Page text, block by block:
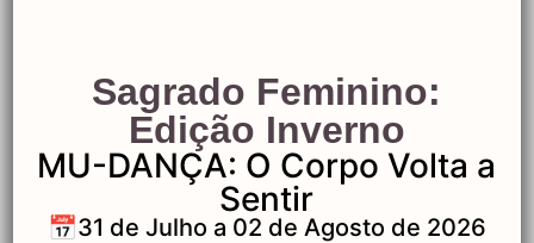
gaia-
pousada_vivencia-
cacau-flow
Sagrado Feminino:
Edição Inverno
MU-DANÇA: O Corpo Volta a
Sentir
📅31 de Julho a 02 de Agosto de 2026